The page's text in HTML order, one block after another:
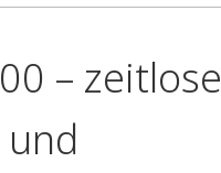
– zeitlose